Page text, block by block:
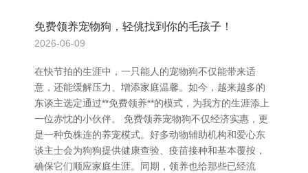
免费领养宠物狗，轻佻找到你的毛孩子！
2026-06-09
在快节拍的生涯中，一只能人的宠物狗不仅能带来适
意，还能缓解压力、增添家庭温馨。如今，越来越多的
东谈主选定通过**免费领养**的模式，为我方的生涯添上
一位赤忱的小伙伴。 免费领养宠物狗不仅经济实惠，更
是一种负株连的养宠模式。好多动物辅助机构和爱心东
谈主士会为狗狗提供健康查验、疫苗接种和基本覆按，
确保它们顺应家庭生涯。同期，领养也给那些已经流